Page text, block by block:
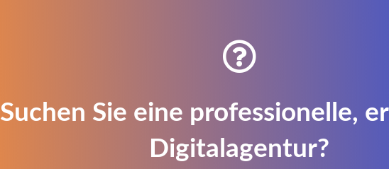

Suchen Sie eine professionelle,
Digitalagentur?